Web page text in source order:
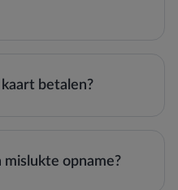
betalen?
opname?